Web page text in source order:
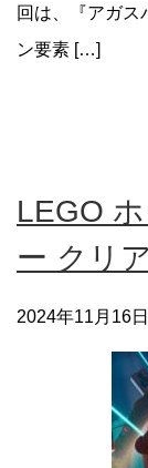
回は、『アガス
ン要素 […]
LEGO
ー クリ
2024年11月16日